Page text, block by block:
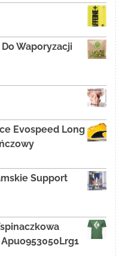
Waporyzacji
Evospeed Long
Support